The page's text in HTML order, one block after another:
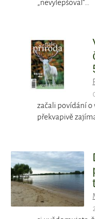
„nevylepšoval“…
začali povídání o
překvapivě